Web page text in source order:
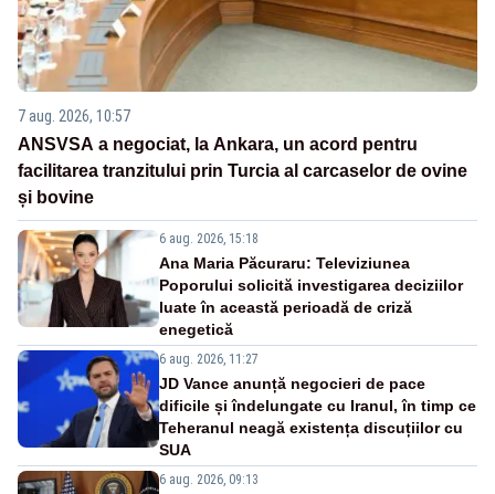
7 aug. 2026, 10:57
ANSVSA a negociat, la Ankara, un acord pentru
facilitarea tranzitului prin Turcia al carcaselor de ovine
și bovine
6 aug. 2026, 15:18
Ana Maria Păcuraru: Televiziunea
Poporului solicită investigarea deciziilor
luate în această perioadă de criză
enegetică
6 aug. 2026, 11:27
JD Vance anunță negocieri de pace
dificile și îndelungate cu Iranul, în timp ce
Teheranul neagă existența discuțiilor cu
SUA
6 aug. 2026, 09:13